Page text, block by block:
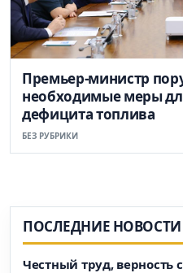
Премьер-министр
необходимые меры
дефицита топлива
БЕЗ РУБРИКИ
ПОСЛЕДНИЕ НОВОСТИ
Честный труд, верность